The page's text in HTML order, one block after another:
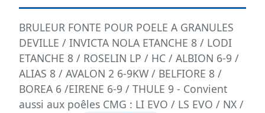
BRULEUR FONTE POUR POELE A GRANULES
DEVILLE / INVICTA NOLA ETANCHE 8 / LODI
ETANCHE 8 / ROSELIN LP / HC / ALBION 6-9 /
ALIAS 8 / AVALON 2 6-9KW / BELFIORE 8 /
BOREA 6 /EIRENE 6-9 / THULE 9 - Convient
aussi aux poêles CMG : LI EVO / LS EVO / NX /